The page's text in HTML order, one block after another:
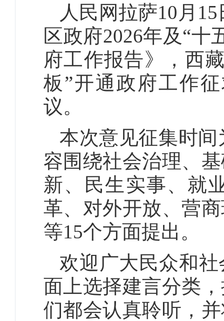
人民网拉萨10月
区政府2026年及“十
府工作报告》，西
板”开通政府工作
议。
本次意见征集时
容围绕社会治理、
新、民生实事、就
革、对外开放、营
等15个方面提出。
欢迎广大民众和
面上选择建言分类
们都会认真聆听，